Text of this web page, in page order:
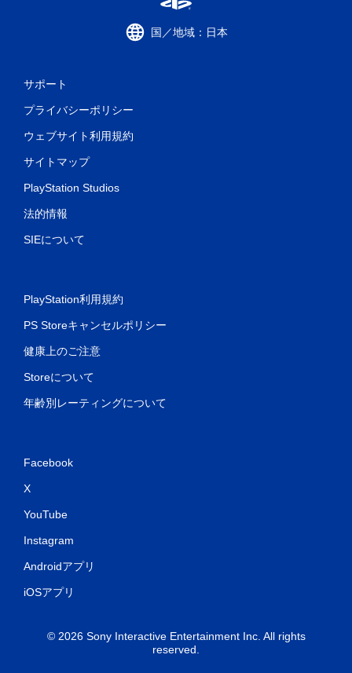
国／地域：日本
サポート
プライバシーポリシー
ウェブサイト利用規約
サイトマップ
PlayStation Studios
法的情報
SIEについて
PlayStation利用規約
PS Storeキャンセルポリシー
健康上のご注意
Storeについて
年齢別レーティングについて
Facebook
X
YouTube
Instagram
Androidアプリ
iOSアプリ
© 2026 Sony Interactive Entertainment Inc. All rights
reserved.